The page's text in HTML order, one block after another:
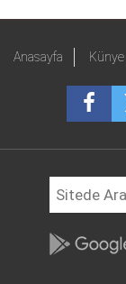
Anasayfa Künye